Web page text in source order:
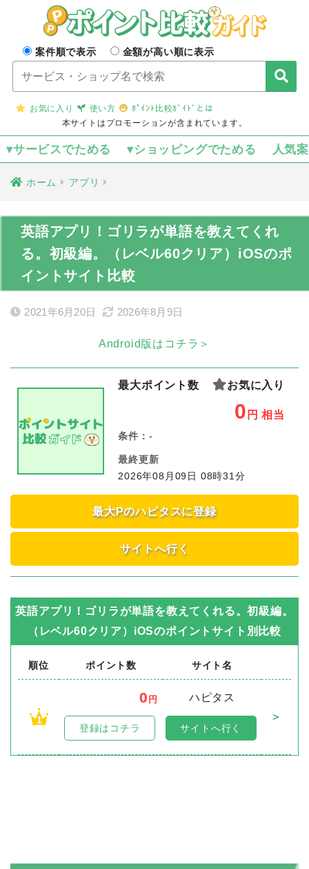
案件順で表示 金額が高い順に表示
お気に入り 使い方
ﾎﾟｲﾝﾄ比較ｶﾞｲﾄﾞとは
本サイトはプロモーションが含まれています。
▾サービスでためる ▾ショッピングでためる 人気
ホーム アプリ
英語アプリ！ゴリラが単語を教えてくれ
る。初級編。（レベル60クリア）iOSのポ
イントサイト比較
2021年6月20日 2026年8月9日
Android版はコチラ＞
最大ポイント数 お気に入り
0 円 相当
条件： -
最終更新
2026年08月09日 08時31分
最大Pのハピタスに登録
サイトへ行く
英語アプリ！ゴリラが単語を教えてくれる。初級編。
（レベル60クリア）iOSのポイントサイト別比較
順位 ポイント数 サイト名
1
0 円
ハピタス
＞
登録はコチラ サイトへ行く